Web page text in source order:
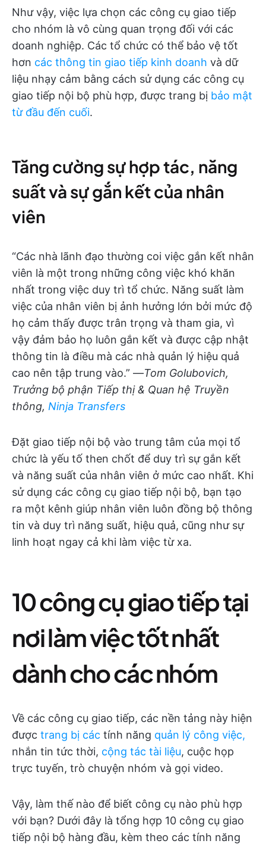
Như vậy, việc lựa chọn các công cụ giao tiếp
cho nhóm là vô cùng quan trọng đối với các
doanh nghiệp. Các tổ chức có thể bảo vệ tốt
hơn các thông tin giao tiếp kinh doanh và dữ
liệu nhạy cảm bằng cách sử dụng các công cụ
giao tiếp nội bộ phù hợp, được trang bị bảo mật
từ đầu đến cuối.
Tăng cường sự hợp tác, năng
suất và sự gắn kết của nhân
viên
“Các nhà lãnh đạo thường coi việc gắn kết nhân
viên là một trong những công việc khó khăn
nhất trong việc duy trì tổ chức. Năng suất làm
việc của nhân viên bị ảnh hưởng lớn bởi mức độ
họ cảm thấy được trân trọng và tham gia, vì
vậy đảm bảo họ luôn gắn kết và được cập nhật
thông tin là điều mà các nhà quản lý hiệu quả
cao nên tập trung vào.” —Tom Golubovich,
Trưởng bộ phận Tiếp thị & Quan hệ Truyền
thông, Ninja Transfers
Đặt giao tiếp nội bộ vào trung tâm của mọi tổ
chức là yếu tố then chốt để duy trì sự gắn kết
và năng suất của nhân viên ở mức cao nhất. Khi
sử dụng các công cụ giao tiếp nội bộ, bạn tạo
ra một kênh giúp nhân viên luôn đồng bộ thông
tin và duy trì năng suất, hiệu quả, cũng như sự
linh hoạt ngay cả khi làm việc từ xa.
10 công cụ giao tiếp tại
nơi làm việc tốt nhất
dành cho các nhóm
Về các công cụ giao tiếp, các nền tảng này hiện
được trang bị các tính năng quản lý công việc,
nhắn tin tức thời, cộng tác tài liệu, cuộc họp
trực tuyến, trò chuyện nhóm và gọi video.
Vậy, làm thế nào để biết công cụ nào phù hợp
với bạn? Dưới đây là tổng hợp 10 công cụ giao
tiếp nội bộ hàng đầu, kèm theo các tính năng